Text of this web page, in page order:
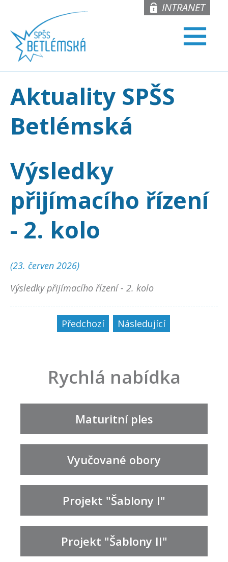
INTRANET
Aktuality SPŠS
Betlémská
Výsledky
přijímacího řízení
- 2. kolo
(23. červen 2026)
Výsledky přijímacího řízení - 2. kolo
Předchozí Následující
Rychlá nabídka
Maturitní ples
Vyučované obory
Projekt "Šablony I"
Projekt "Šablony II"